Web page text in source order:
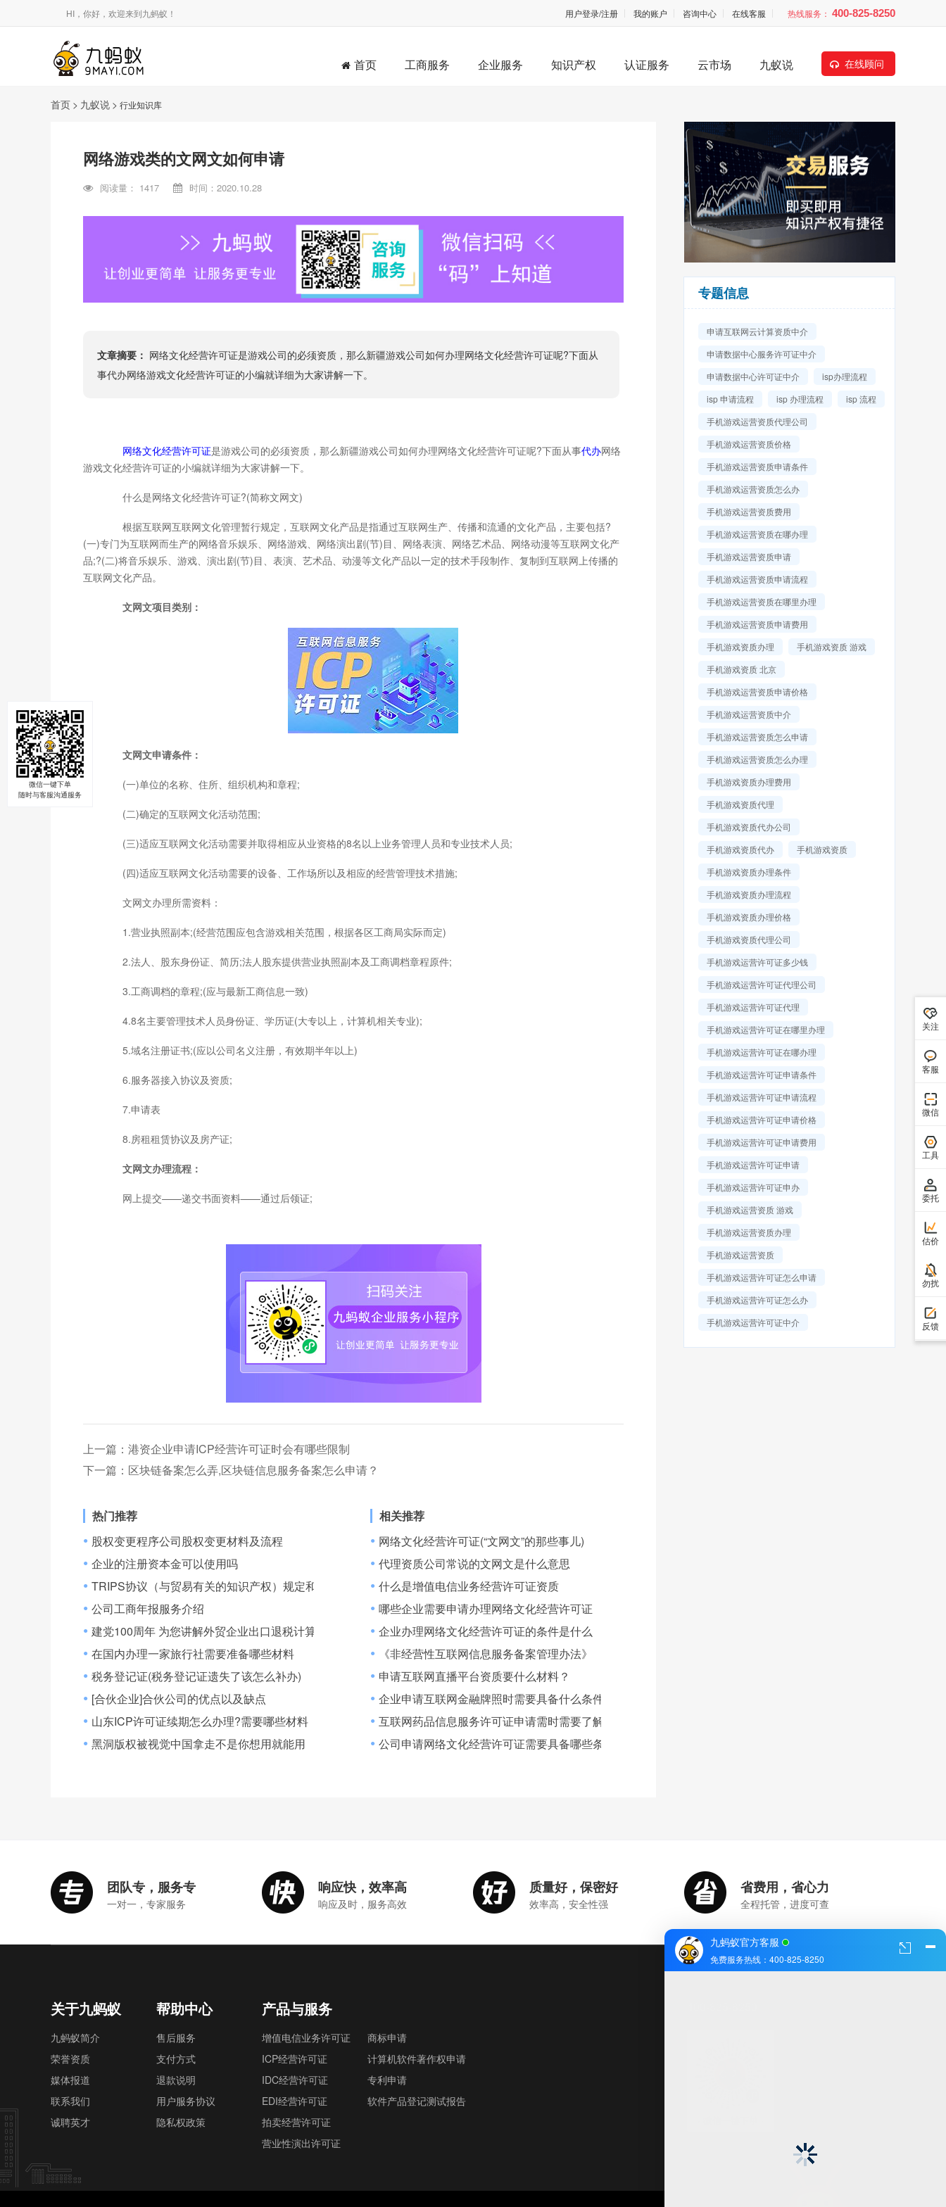
HI，你好，欢迎来到九蚂蚁！ 用户登录/注册 我的账户 咨询中心 在线客服 热线服务： 400-825-8250
在线顾问
首页 工商服务 企业服务 知识产权 认证服务 云市场 九蚁说
首页 > 九蚁说 > 行业知识库
网络游戏类的文网文如何申请
阅读量： 1417 时间：2020.10.28
文章摘要： 网络文化经营许可证是游戏公司的必须资质，那么新疆游戏公司如何办理网络文化经营许可证呢?下面从
事代办网络游戏文化经营许可证的小编就详细为大家讲解一下。
网络文化经营许可证是游戏公司的必须资质，那么新疆游戏公司如何办理网络文化经营许可证呢?下面从事代办网络
游戏文化经营许可证的小编就详细为大家讲解一下。
什么是网络文化经营许可证?(简称文网文)
根据互联网互联网文化管理暂行规定，互联网文化产品是指通过互联网生产、传播和流通的文化产品，主要包括?
(一)专门为互联网而生产的网络音乐娱乐、网络游戏、网络演出剧(节)目、网络表演、网络艺术品、网络动漫等互联网文化产
品;?(二)将音乐娱乐、游戏、演出剧(节)目、表演、艺术品、动漫等文化产品以一定的技术手段制作、复制到互联网上传播的
互联网文化产品。
文网文项目类别：
文网文申请条件：
(一)单位的名称、住所、组织机构和章程;
(二)确定的互联网文化活动范围;
(三)适应互联网文化活动需要并取得相应从业资格的8名以上业务管理人员和专业技术人员;
(四)适应互联网文化活动需要的设备、工作场所以及相应的经营管理技术措施;
文网文办理所需资料：
1.营业执照副本;(经营范围应包含游戏相关范围，根据各区工商局实际而定)
2.法人、股东身份证、简历;法人股东提供营业执照副本及工商调档章程原件;
3.工商调档的章程;(应与最新工商信息一致)
4.8名主要管理技术人员身份证、学历证(大专以上，计算机相关专业);
5.域名注册证书;(应以公司名义注册，有效期半年以上)
6.服务器接入协议及资质;
7.申请表
8.房租租赁协议及房产证;
文网文办理流程：
网上提交——递交书面资料——通过后领证;
上一篇： 港资企业申请ICP经营许可证时会有哪些限制
下一篇： 区块链备案怎么弄,区块链信息服务备案怎么申请？
热门推荐
● 股权变更程序公司股权变更材料及流程
● 企业的注册资本金可以使用吗
● TRIPS协议（与贸易有关的知识产权）规定和基本原则
● 公司工商年报服务介绍
● 建党100周年 为您讲解外贸企业出口退税计算方法介绍
● 在国内办理一家旅行社需要准备哪些材料
● 税务登记证(税务登记证遗失了该怎么补办)
● [合伙企业]合伙公司的优点以及缺点
● 山东ICP许可证续期怎么办理?需要哪些材料
● 黑洞版权被视觉中国拿走不是你想用就能用
相关推荐
● 网络文化经营许可证(“文网文”的那些事儿)
● 代理资质公司常说的文网文是什么意思
● 什么是增值电信业务经营许可证资质
● 哪些企业需要申请办理网络文化经营许可证
● 企业办理网络文化经营许可证的条件是什么
● 《非经营性互联网信息服务备案管理办法》
● 申请互联网直播平台资质要什么材料？
● 企业申请互联网金融牌照时需要具备什么条件
● 互联网药品信息服务许可证申请需时需要了解的几个知识点
● 公司申请网络文化经营许可证需要具备哪些条件
专题信息
申请互联网云计算资质中介
申请数据中心服务许可证中介
申请数据中心许可证中介
isp办理流程
isp 申请流程
isp 办理流程
isp 流程
手机游戏运营资质代理公司
手机游戏运营资质价格
手机游戏运营资质申请条件
手机游戏运营资质怎么办
手机游戏运营资质费用
手机游戏运营资质在哪办理
手机游戏运营资质申请
手机游戏运营资质申请流程
手机游戏运营资质在哪里办理
手机游戏运营资质申请费用
手机游戏资质办理
手机游戏资质 游戏
手机游戏资质 北京
手机游戏运营资质申请价格
手机游戏运营资质中介
手机游戏运营资质怎么申请
手机游戏运营资质怎么办理
手机游戏资质办理费用
手机游戏资质代理
手机游戏资质代办公司
手机游戏资质代办
手机游戏资质
手机游戏资质办理条件
手机游戏资质办理流程
手机游戏资质办理价格
手机游戏资质代理公司
手机游戏运营许可证多少钱
手机游戏运营许可证代理公司
手机游戏运营许可证代理
手机游戏运营许可证在哪里办理
手机游戏运营许可证在哪办理
手机游戏运营许可证申请条件
手机游戏运营许可证申请流程
手机游戏运营许可证申请价格
手机游戏运营许可证申请费用
手机游戏运营许可证申请
手机游戏运营许可证申办
手机游戏运营资质 游戏
手机游戏运营资质办理
手机游戏运营资质
手机游戏运营许可证怎么申请
手机游戏运营许可证怎么办
手机游戏运营许可证中介
团队专，服务专
一对一，专家服务
响应快，效率高
响应及时，服务高效
质量好，保密好
效率高，安全性强
省费用，省心力
全程托管，进度可查
关于九蚂蚁
九蚂蚁简介
荣誉资质
媒体报道
联系我们
诚聘英才
帮助中心
售后服务
支付方式
退款说明
用户服务协议
隐私权政策
产品与服务
增值电信业务许可证
ICP经营许可证
IDC经营许可证
EDI经营许可证
拍卖经营许可证
营业性演出许可证
商标申请
计算机软件著作权申请
专利申请
软件产品登记测试报告
微信一键下单
随时与客服沟通服务
关注
客服
微信
工具
委托
估价
勿扰
反馈
九蚂蚁官方客服
免费服务热线：400-825-8250